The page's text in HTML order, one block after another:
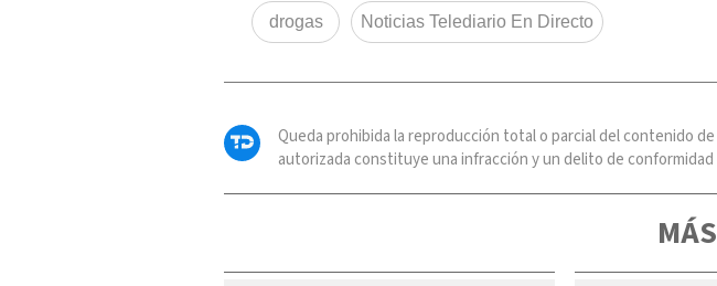
drogas Noticias Telediario En Directo
Queda prohibida la reproducción total o parcial del contenido
autorizada constituye una infracción y un delito de conformidad